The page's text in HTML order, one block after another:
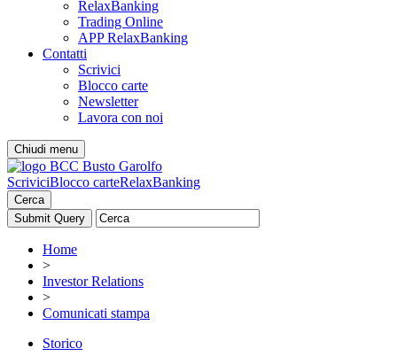
RelaxBanking
Trading Online
APP RelaxBanking
Contatti
Scrivici
Blocco carte
Newsletter
Lavora con noi
Chiudi menu
ScriviciBlocco carteRelaxBanking
Cerca
Home
>
Investor Relations
>
Comunicati stampa
Storico